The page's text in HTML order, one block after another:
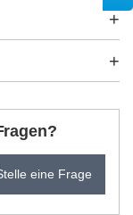
eine Frage